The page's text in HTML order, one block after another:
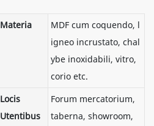
Materia
MDF cum coquendo, l
igneo incrustato, chal
ybe inoxidabili, vitro,
corio etc.
Locis
Utentibus
Forum mercatorium,
taberna, showroom,